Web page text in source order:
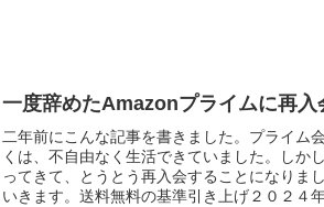
一度辞めたAmazonプライムに再入
二年前にこんな記事を書きました。プライム
くは、不自由なく生活できていました。しか
ってきて、とうとう再入会することになりま
いきます。送料無料の基準引き上げ２０２４